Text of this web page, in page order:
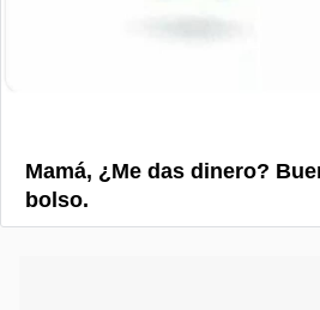
Mamá, ¿Me das dinero?
bolso.